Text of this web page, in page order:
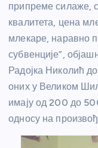
припреме силаже,
квалитета, цена
млекаре, наравно
субвенције”,
Радојка Николић
оних у Великом
имају од 200 до
односу на